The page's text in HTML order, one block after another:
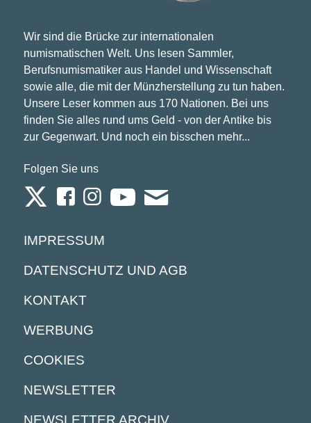
Wir sind die Brücke zur internationalen
numismatischen Welt. Uns lesen Sammler,
Berufsnumismatiker aus Handel und Wissenschaft
sowie alle, die mit der Münzherstellung zu tun haben.
Unsere Leser kommen aus 170 Nationen. Bei uns
finden Sie alles rund ums Geld - von der Antike bis
zur Gegenwart. Und noch ein bisschen mehr...
Folgen Sie uns
IMPRESSUM
DATENSCHUTZ UND AGB
KONTAKT
WERBUNG
COOKIES
NEWSLETTER